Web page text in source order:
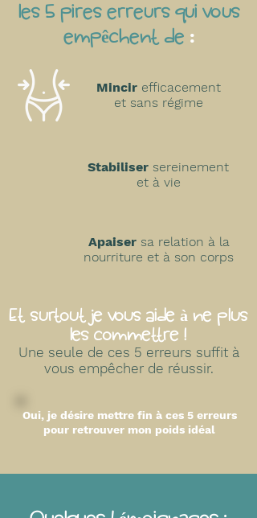
les 5 pires erreurs qui vous
empêchent de :
Mincirefficacement
et sans régime
Stabiliser sereinement
et à vie
Apaisersa relation à la
nourriture et à son corps
Et surtout je vous aide à ne plus
les commettre !
Une seule de ces 5 erreurs suffit à
vous empêcher de réussir.
Oui, je désire mettre fin à ces 5 erreurs
pour retrouver mon poids idéal